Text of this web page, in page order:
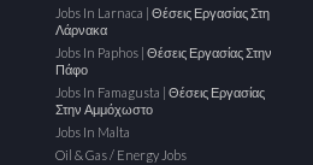
Jobs In Larnaca | Θέσεις Εργασίας Στη
Λάρνακα
Jobs In Paphos | Θέσεις Εργασίας Στην
Πάφο
Jobs In Famagusta | Θέσεις Εργασίας
Στην Αμμόχωστο
Jobs In Malta
Oil & Gas / Energy Jobs